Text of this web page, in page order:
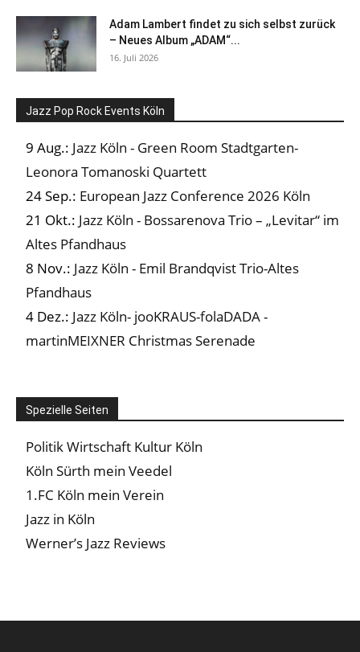
Adam Lambert findet zu sich selbst zurück
– Neues Album „ADAM“...
16. Juli 2026
Jazz Pop Rock Events Köln
9 Aug.: Jazz Köln - Green Room Stadtgarten-
Leonora Tomanoski Quartett
24 Sep.: European Jazz Conference 2026 Köln
21 Okt.: Jazz Köln - Bossarenova Trio – „Levitar“ im
Altes Pfandhaus
8 Nov.: Jazz Köln - Emil Brandqvist Trio-Altes
Pfandhaus
4 Dez.: Jazz Köln- jooKRAUS-folaDADA -
martinMEIXNER Christmas Serenade
Spezielle Seiten
Politik Wirtschaft Kultur Köln
Köln Sürth mein Veedel
1.FC Köln mein Verein
Jazz in Köln
Werner’s Jazz Reviews